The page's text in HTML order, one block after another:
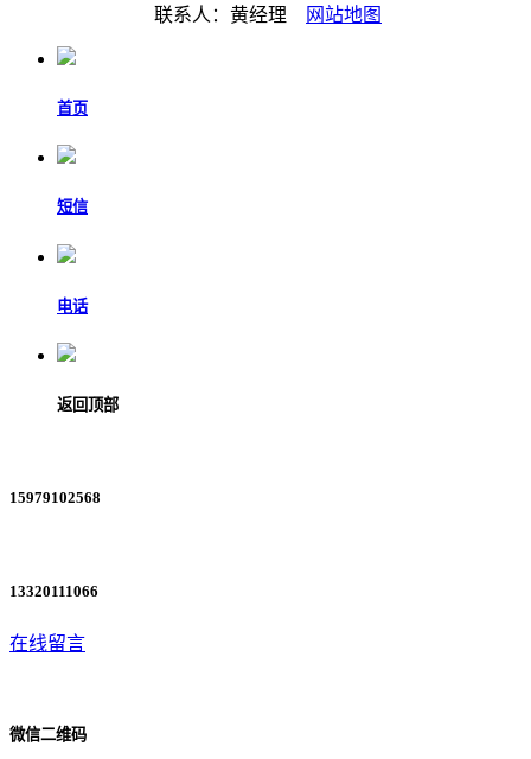
联系人：黄经理 网站地图
首页
短信
电话
返回顶部
15979102568
13320111066
在线留言
微信二维码